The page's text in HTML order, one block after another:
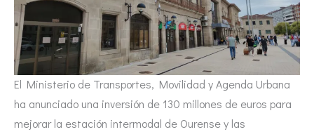
El Ministerio de Transportes, Movilidad y Agenda Urbana
ha anunciado una inversión de 130 millones de euros para
mejorar la estación intermodal de Ourense y las